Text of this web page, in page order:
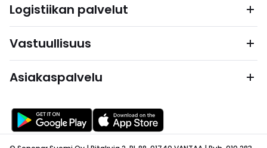
Logistiikan palvelut
Vastuullisuus
Asiakaspalvelu